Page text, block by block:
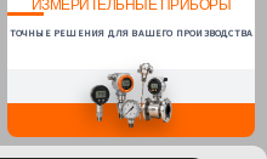
ИЗМЕРИТЕЛЬНЫЕ ПРИБОРЫ
ТОЧНЫЕ РЕШЕНИЯ ДЛЯ ВАШЕГО ПРОИЗВОДСТВА